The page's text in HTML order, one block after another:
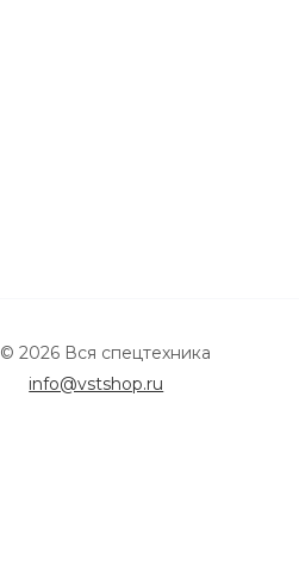
© 2026 Вся спецтехника
info@vstshop.ru